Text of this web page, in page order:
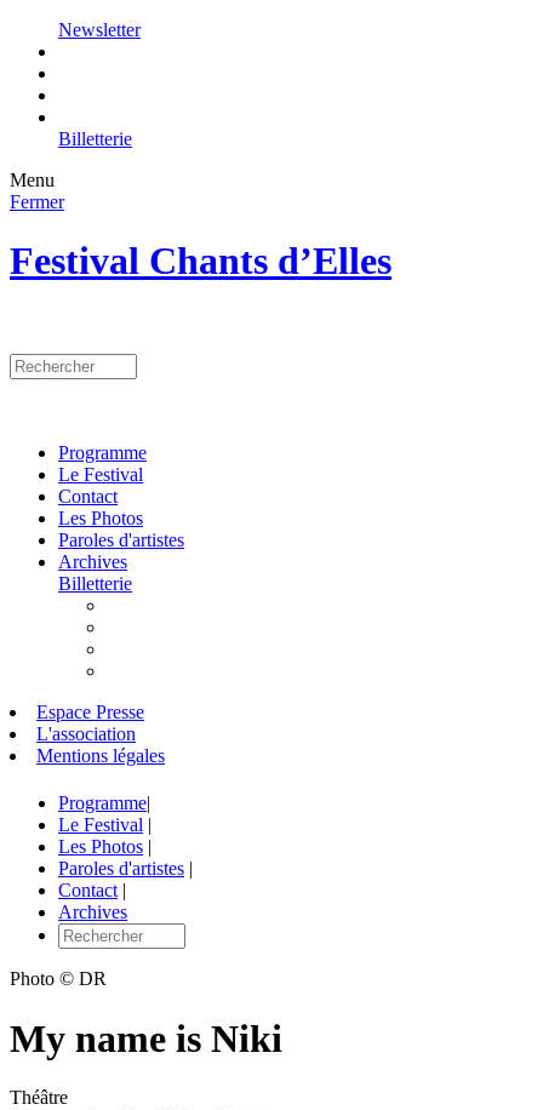
Newsletter
Billetterie
Menu
Fermer
Festival Chants d’Elles
Programme
Le Festival
Contact
Les Photos
Paroles d'artistes
Archives
Billetterie
Espace Presse
L'association
Mentions légales
Programme|
Le Festival |
Les Photos |
Paroles d'artistes |
Contact |
Archives
Photo © DR
My name is Niki
Théâtre